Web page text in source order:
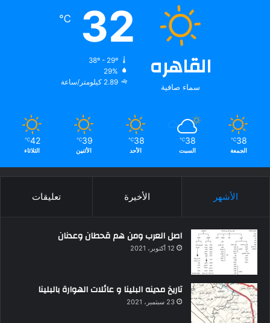
القاهره
سماء صافية
32
℃
38º - 29º
29%
2.89 كيلومتر/ساعة
38
℃
الجمعة
38
℃
السبت
38
℃
الأحد
39
℃
الأثنين
42
℃
الثلاثاء
الأشهر الأخيرة تعليقات
اصل العرب ومن هم قحطان وعدنان
12 أكتوبر، 2021
تاريخ مدينه البلينا و عائلات الهوارة بالبلينا
23 سبتمبر، 2021